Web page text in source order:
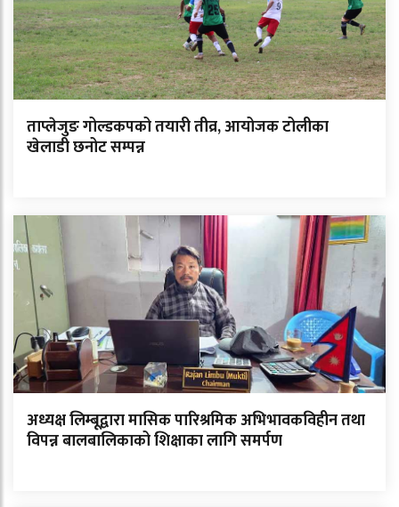
ताप्लेजुङ गोल्डकपको तयारी तीव्र, आयोजक टोलीका
खेलाडी छनोट सम्पन्न
अध्यक्ष लिम्बूद्वारा मासिक पारिश्रमिक अभिभावकविहीन तथा
विपन्न बालबालिकाको शिक्षाका लागि समर्पण